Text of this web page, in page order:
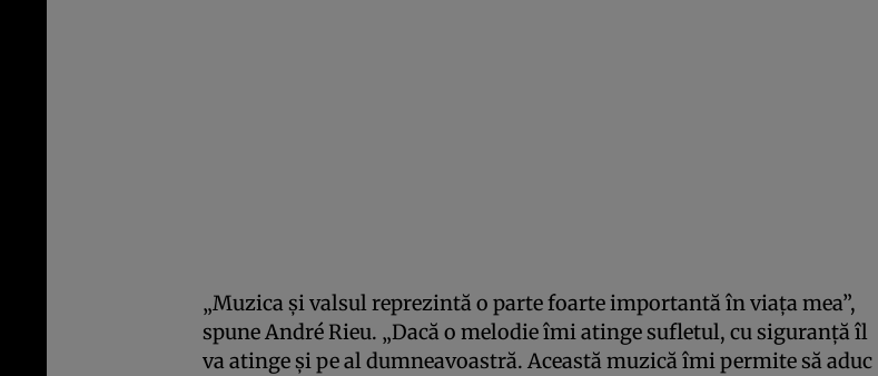
„Muzica şi valsul reprezintă o parte foarte importantă în viaţa mea”,
spune André Rieu. „Dacă o melodie îmi atinge sufletul, cu siguranţă îl
va atinge şi pe al dumneavoastră. Această muzică îmi permite să aduc